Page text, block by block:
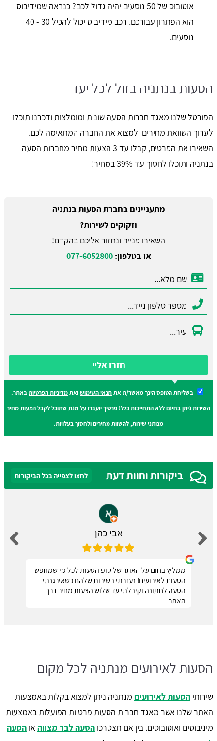
אוטובוס של 50 נוסעים יהיה גדול לכם? כנראה שמידיבוס
הוא הפתרון עבורכם. רכב מידיבוס יכול להכיל 30 - 40
נוסעים.
הסעות בנתניה בזול לכל יעד
הפורטל שלנו מאגד חברות הסעה שונות ומומלצות ודכרנו תוכלו
לערוך השוואת מחירים ולמצוא את החברה המתאימה לכם.
השאירו את הפרטים, קבלו עד 3 הצעות מחיר מחברות הסעה
בנתניה ותוכלו לחסוך עד 39% במחיר!
מתעניינים בחברת הסעות בנתניה
וזקוקים לשירות?
השאירו פנייה ונחזור אליכם בהקדם!
או בטלפון:077-6052800
חזרו אליי
בשליחת הטופס הינך מאשר/ת אתתנאי השימושואתמדיניות הפרטיותבאתר.
השירות ניתן בחינם ללא התחייבות כלל! פרטיך יועברו על מנת שתוכל לקבל הצעות מחיר
מנותני שירות, להשוות מחירים ולחסוך בעלויות.
ביקורות וחוות דעת לחצו לצפייה בכל הביקורות
אבי כהן
ממליץ בחום על האתר של טופ הסעות לכל מי שמחפש
הסעות לאירועים! נעזרתי בשירות שלהם כשאירגנתי
הסעה לחתונה וקיבלתי עד שלוש הצעות מחיר דרך
האתר.
הסעות לאירועים מנתניה לכל מקום
שירותי הסעות לאירועים מנתניה ניתן למצוא בקלות באמצעות
האתר שלנו אשר מאגד חברות הסעות פרטיות הפועלות באמצעות
מיניבוסים ואוטובוסים. בין אם תצטרכו הסעה לבר מצווהאו הסעה